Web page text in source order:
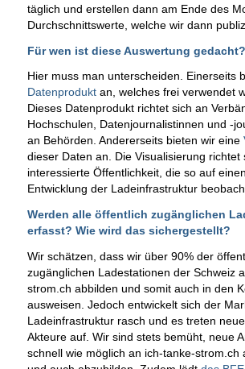
täglich und erstellen dann am Ende des
Durchschnittswerte, welche wir dann
Für wen ist diese Auswertung gedacht?
Hier muss man unterscheiden. Einerseits
Datenproduktan, welches frei verwendet
Dieses Datenprodukt richtet sich an
Hochschulen, Datenjournalistinnen und -
an Behörden. Andererseits bieten wir eine
dieser Daten an. Die Visualisierung richtet
interessierte Öffentlichkeit, die so auf
Entwicklung der Ladeinfrastruktur
Werden alle öffentlich zugänglichen
erfasst? Wie wird das sichergestellt?
Wir schätzen, dass wir über 90% der
zugänglichen Ladestationen der Schweiz
strom.ch abbilden und somit auch in den
ausweisen. Jedoch entwickelt sich der
Ladeinfrastruktur rasch und es treten
Akteure auf. Wir sind stets bemüht, neue
schnell wie möglich an ich-tanke-strom.ch